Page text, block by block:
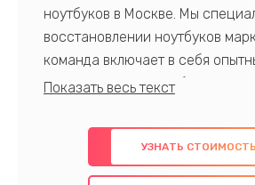
ноутбуков в Москве. Мы
восстановлении ноутбуков
команда включает в себя
профессионалов с обширными
предлагаем быстрый и
использованием оригинальных
также гарантируем качество
УЗНАТЬ СТОИМОСТЬ